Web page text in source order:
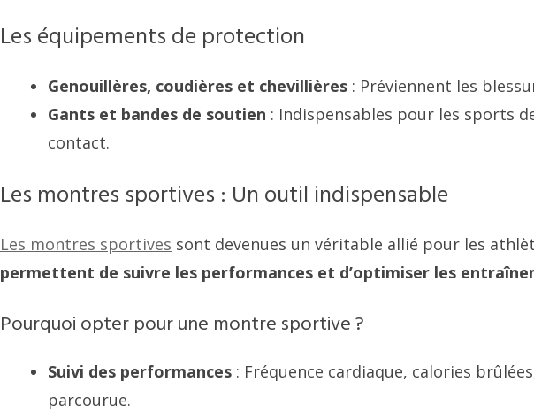
Les équipements de protection
Genouillères, coudières et chevillières : Préviennent les
Gants et bandes de soutien : Indispensables pour les sports
contact.
Les montres sportives : Un outil indispensable
Les montres sportives sont devenues un véritable allié pour les
permettent de suivre les performances et d’optimiser les
Pourquoi opter pour une montre sportive ?
Suivi des performances : Fréquence cardiaque, calories
parcourue.